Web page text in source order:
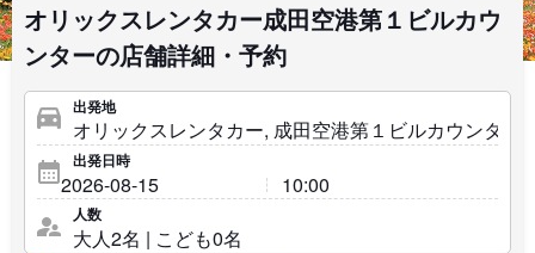
オリックスレンタカー成田空港第１ビルカウ
ンターの店舗詳細・予約
出発地
出発日時
人数